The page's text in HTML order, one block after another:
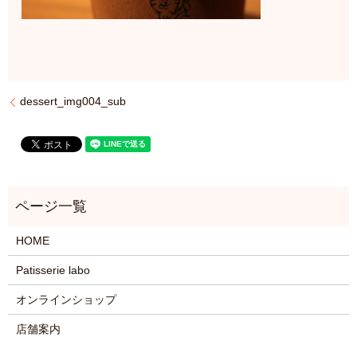
dessert_img004_sub
HOME
Patisserie labo
オンラインショップ
店舗案内